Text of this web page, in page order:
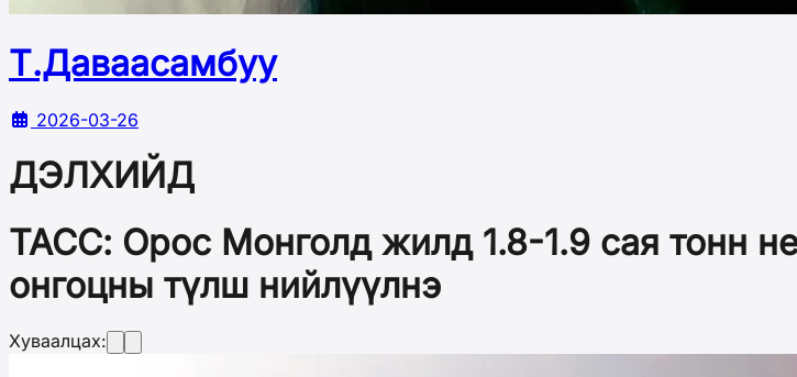
Т.Даваасамбуу
2026-03-26
ДЭЛХИЙД
ТАСС: Орос Монголд жилд 1.8-1.9 сая тонн
онгоцны түлш нийлүүлнэ
Хуваалцах: